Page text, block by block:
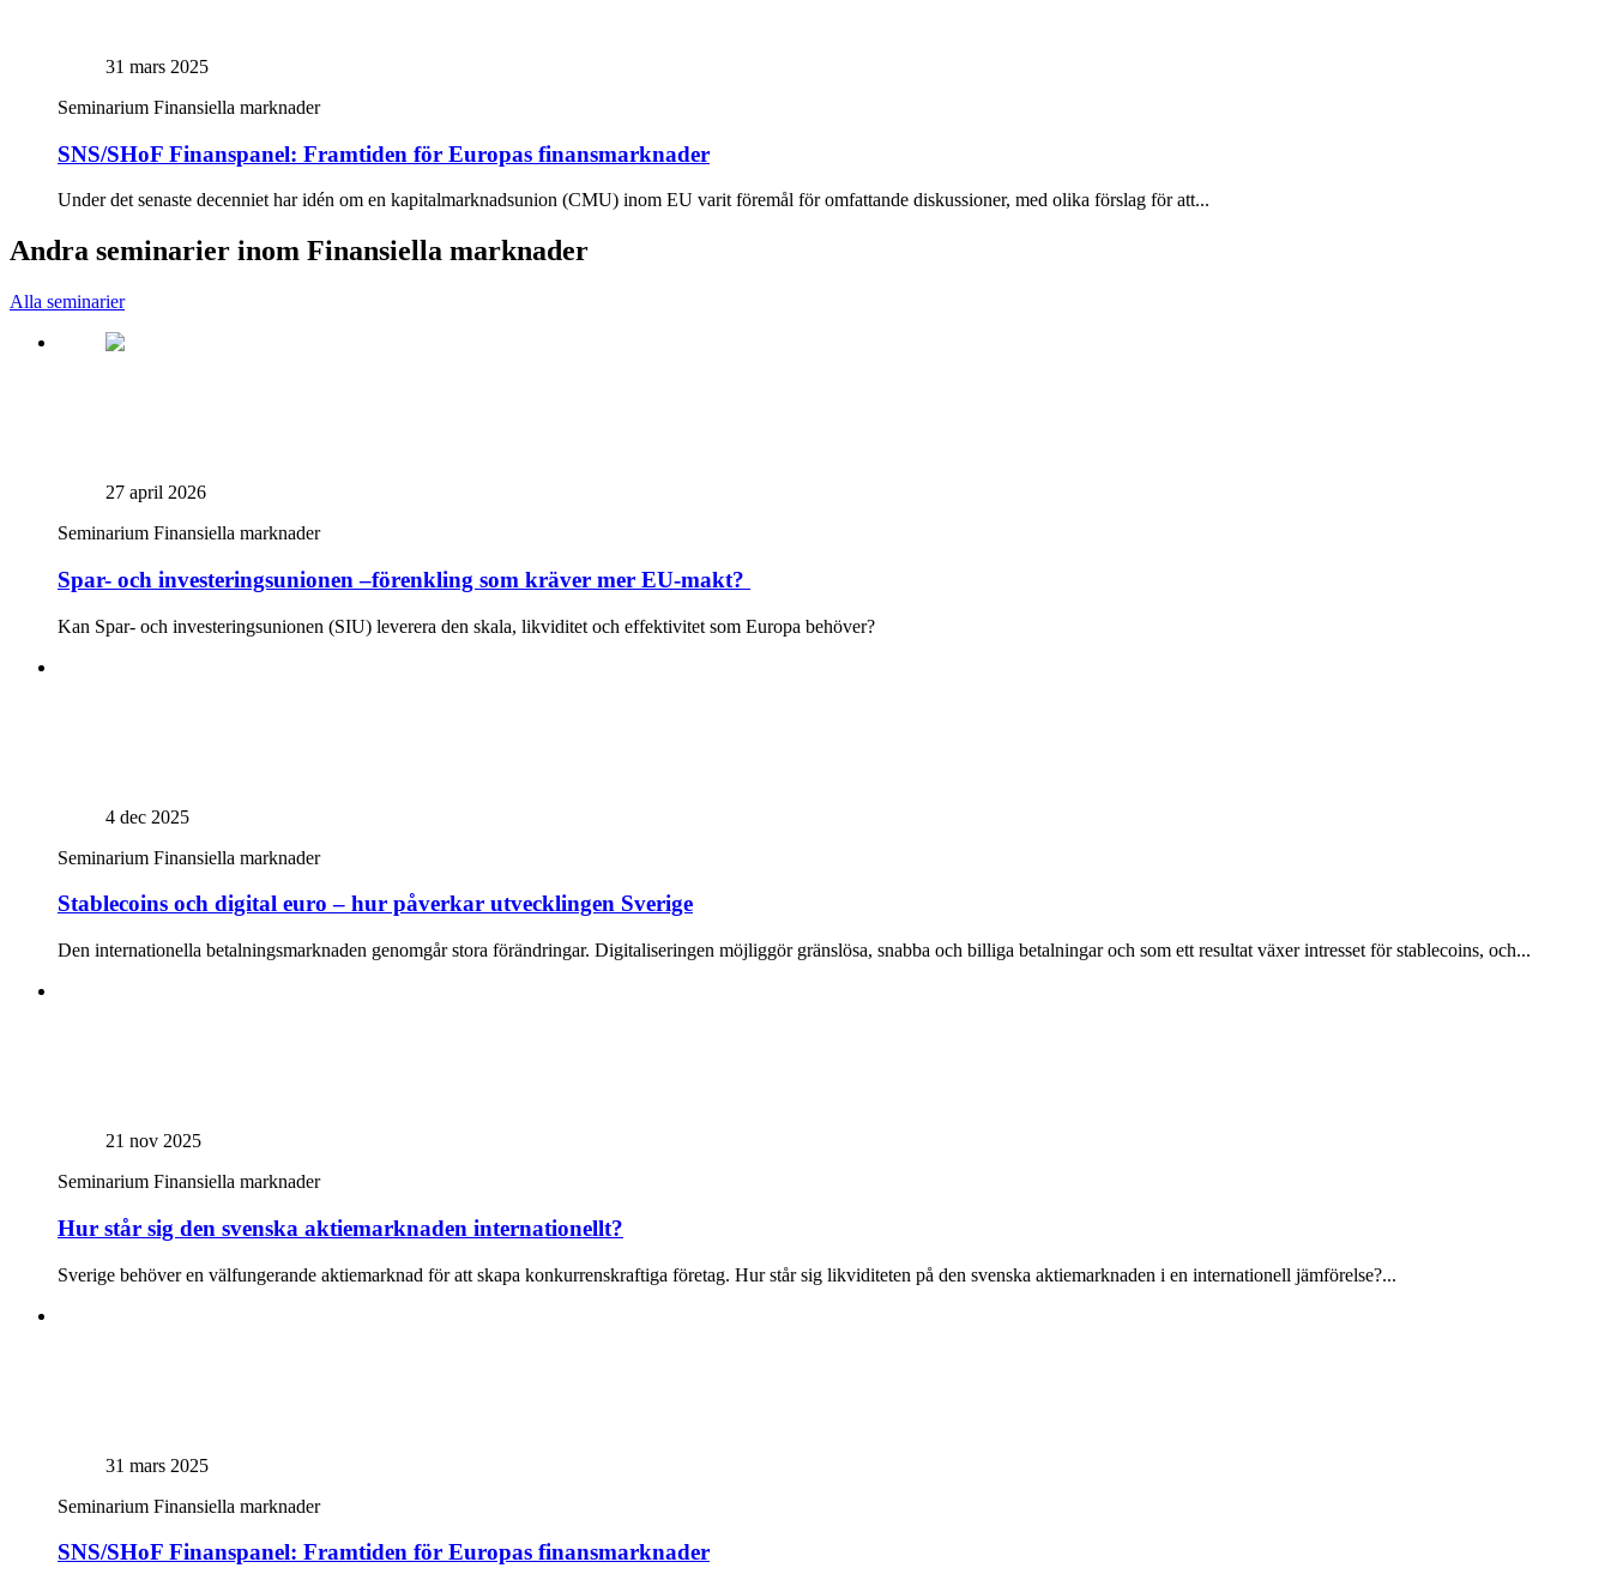
31 mars 2025
Seminarium Finansiella marknader
SNS/SHoF Finanspanel: Framtiden för Europas finansmarknader
Under det senaste decenniet har idén om en kapitalmarknadsunion (CMU) inom EU varit föremål för omfattande diskussioner, med olika förslag för att...
Andra seminarier inom Finansiella marknader
Alla seminarier
27 april 2026
Seminarium Finansiella marknader
Spar- och investeringsunionen –förenkling som kräver mer EU-makt?
Kan Spar- och investeringsunionen (SIU) leverera den skala, likviditet och effektivitet som Europa behöver?
4 dec 2025
Seminarium Finansiella marknader
Stablecoins och digital euro – hur påverkar utvecklingen Sverige
Den internationella betalningsmarknaden genomgår stora förändringar. Digitaliseringen möjliggör gränslösa, snabba och billiga betalningar och som ett resultat växer intresset för stablecoins, och...
21 nov 2025
Seminarium Finansiella marknader
Hur står sig den svenska aktiemarknaden internationellt?
Sverige behöver en välfungerande aktiemarknad för att skapa konkurrenskraftiga företag. Hur står sig likviditeten på den svenska aktiemarknaden i en internationell jämförelse?...
31 mars 2025
Seminarium Finansiella marknader
SNS/SHoF Finanspanel: Framtiden för Europas finansmarknader